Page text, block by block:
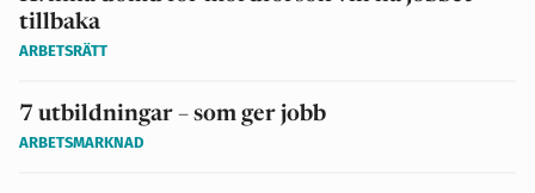
tillbaka
ARBETSRÄTT
7 utbildningar – som ger jobb
ARBETSMARKNAD